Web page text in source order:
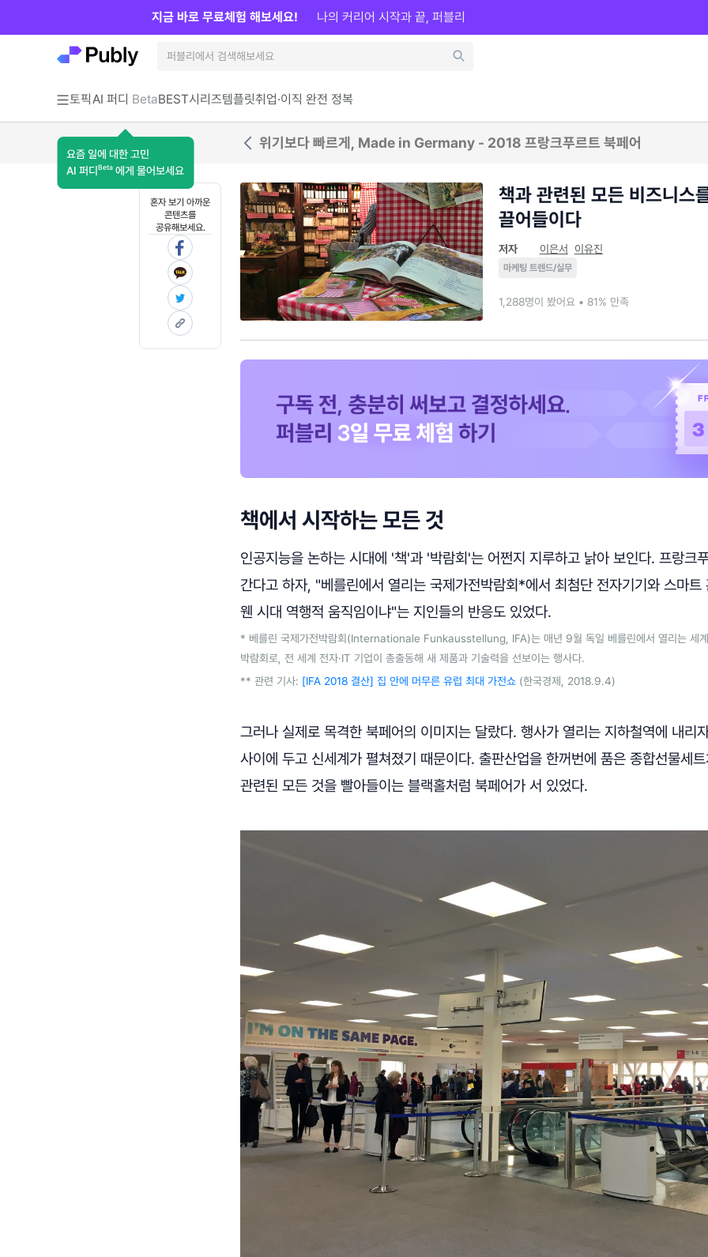
토픽AI 퍼디 Beta
요즘 일에 대한 고민
AI 퍼디 Beta 에게 물어보세요
BEST시리즈템플릿취업·이직 완전 정복
지금 바로 무료체험 해보세요! 나의 커리어 시작과 끝, 퍼블리
위기보다 빠르게, Made in Germany - 2018 프랑크푸르트 북페어
혼자 보기 아까운
콘텐츠를
공유해보세요.
책과 관련된 모든 비즈니스
끌어들이다
저자 이은서 이유진
마케팅 트렌드/실무
1,288명이 봤어요 • 81% 만족
책에서 시작하는 모든 것
인공지능을 논하는 시대에 '책'과 '박람회'는 어쩐지 지루하고 낡아 보인다. 프랑크
간다고 하자, "베를린에서 열리는 국제가전박람회*에서 최첨단 전자기기와 스마
웬 시대 역행적 움직임이냐"는 지인들의 반응도 있었다.
* 베를린 국제가전박람회(Internationale Funkausstellung, IFA)는 매년 9월 독일 베를린에서 열리는 세계
박람회로, 전 세계 전자·IT 기업이 총출동해 새 제품과 기술력을 선보이는 행사다.
** 관련 기사: [IFA 2018 결산] 집 안에 머무른 유럽 최대 가전쇼 (한국경제, 2018.9.4)
그러나 실제로 목격한 북페어의 이미지는 달랐다. 행사가 열리는 지하철역에 내리
사이에 두고 신세계가 펼쳐졌기 때문이다. 출판산업을 한꺼번에 품은 종합선물세
관련된 모든 것을 빨아들이는 블랙홀처럼 북페어가 서 있었다.